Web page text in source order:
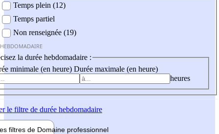
Temps plein (12)
Temps partiel
Non renseignée (19)
la durée hebdomadaire :
minimale (en heure) Durée maximale (en heure)
heures
le filtre de durée hebdomadaire
filtres de Domaine professionnel